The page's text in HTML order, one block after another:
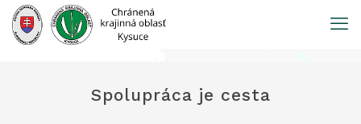
Prejsť
obsah
Spolupráca je cesta